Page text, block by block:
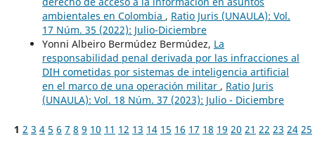
ambientales en Colombia , Ratio Juris (UNAULA): Vol.
17 Núm. 35 (2022): Julio-Diciembre
Yonni Albeiro Bermúdez Bermúdez, La
responsabilidad penal derivada por las infracciones al
DIH cometidas por sistemas de inteligencia artificial
en el marco de una operación militar , Ratio Juris
(UNAULA): Vol. 18 Núm. 37 (2023): Julio - Diciembre
1 2 3 4 5 6 7 8 9 10 11 12 13 14 15 16 17 18 19 20 21 22 23 24 25